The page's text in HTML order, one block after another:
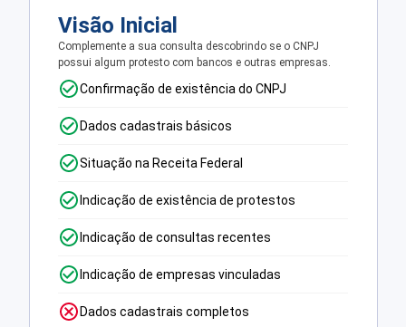
Visão Inicial
Complemente a sua consulta descobrindo se o CNPJ
possui algum protesto com bancos e outras empresas.
Confirmação de existência do CNPJ
Dados cadastrais básicos
Situação na Receita Federal
Indicação de existência de protestos
Indicação de consultas recentes
Indicação de empresas vinculadas
Dados cadastrais completos